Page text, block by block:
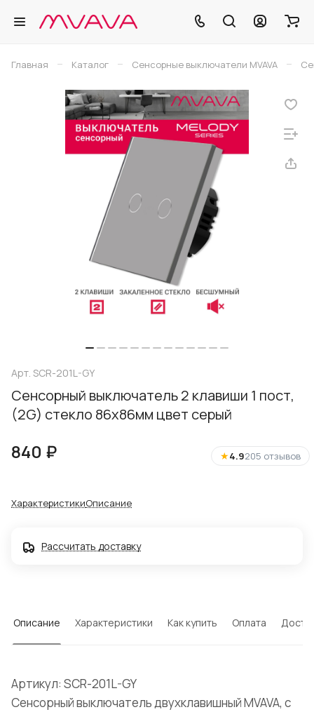
Главная – Каталог – Сенсорные выключатели MVAVA –
Арт. SCR-201L-GY
Сенсорный выключатель 2 клавиши 1 пост,
(2G) стекло 86х86мм цвет серый
840 ₽ ★4.9205 отзывов
ХарактеристикиОписание
Рассчитать доставку
Описание Характеристики Как купить Оплата
Артикул: SCR-201L-GY
Сенсорный выключатель двухклавишный MVAVA, с